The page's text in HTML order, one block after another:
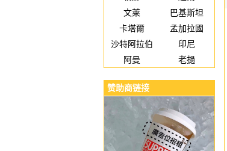
文萊
巴基斯坦
卡塔爾
孟加拉國
沙特阿拉伯
印尼
阿曼
老撾
赞助商链接